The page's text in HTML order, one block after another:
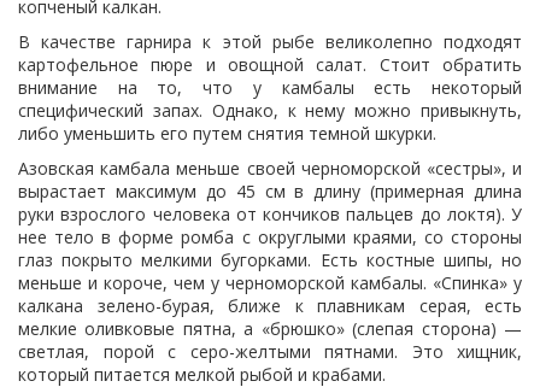
копченый калкан.
В качестве гарнира к этой рыбе великолепно подходят
картофельное пюре и овощной салат. Стоит обратить
внимание на то, что у камбалы есть некоторый
специфический запах. Однако, к нему можно привыкнуть,
либо уменьшить его путем снятия темной шкурки.
Азовская камбала меньше своей черноморской «сестры», и
вырастает максимум до 45 см в длину (примерная длина
руки взрослого человека от кончиков пальцев до локтя). У
нее тело в форме ромба с округлыми краями, со стороны
глаз покрыто мелкими бугорками. Есть костные шипы, но
меньше и короче, чем у черноморской камбалы. «Спинка» у
калкана зелено-бурая, ближе к плавникам серая, есть
мелкие оливковые пятна, а «брюшко» (слепая сторона) —
светлая, порой с серо-желтыми пятнами. Это хищник,
который питается мелкой рыбой и крабами.